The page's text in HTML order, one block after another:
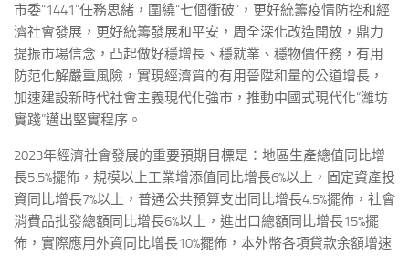
市委“1441”任務思緒，圍繞“七個衝破”，更好統籌疫情防控和經
濟社會發展，更好統籌發展和平安，周全深化改造開放，鼎力
提振市場信念，凸起做好穩增長、穩就業、穩物價任務，有用
防范化解嚴重風險，實現經濟質的有用晉陞和量的公道增長，
加速建設新時代社會主義現代化強市，推動中國式現代化“濰坊
實踐”邁出堅實程序。
2023年經濟社會發展的重要預期目標是：地區生產總值同比增
長5.5%擺佈，規模以上工業增添值同比增長6%以上，固定資產投
資同比增長7%以上，普通公共預算支出同比增長4.5%擺佈，社會
消費品批發總額同比增長6%以上，進出口總額同比增長15%擺
佈，實際應用外資同比增長10%擺佈，本外幣各項貸款余額增速